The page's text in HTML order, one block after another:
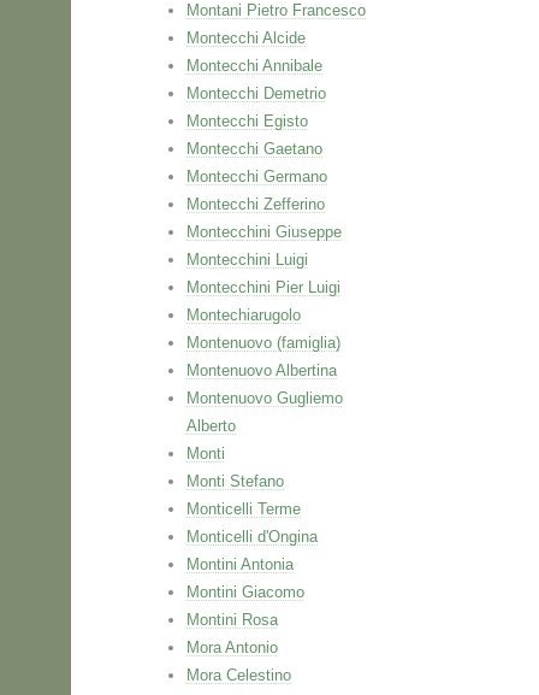
Montani Pietro Francesco
Montecchi Alcide
Montecchi Annibale
Montecchi Demetrio
Montecchi Egisto
Montecchi Gaetano
Montecchi Germano
Montecchi Zefferino
Montecchini Giuseppe
Montecchini Luigi
Montecchini Pier Luigi
Montechiarugolo
Montenuovo (famiglia)
Montenuovo Albertina
Montenuovo Gugliemo
Alberto
Monti
Monti Stefano
Monticelli Terme
Monticelli d'Ongina
Montini Antonia
Montini Giacomo
Montini Rosa
Mora Antonio
Mora Celestino